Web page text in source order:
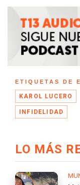
ETIQUETAS DE
KAROL LUCERO
INFIDELIDAD
LO MÁS